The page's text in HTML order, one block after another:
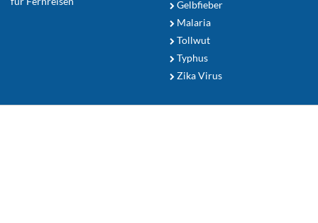
Gelbfieber
Malaria
Tollwut
Typhus
Zika Virus